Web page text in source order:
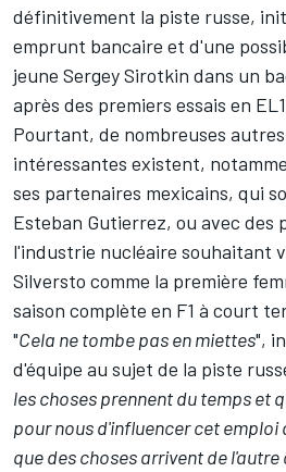
définitivement la piste russe,
emprunt bancaire et d'une
jeune Sergey Sirotkin dans un
après des premiers essais en
Pourtant, de nombreuses
intéressantes existent,
ses partenaires mexicains, qui
Esteban Gutierrez, ou avec des
l'industrie nucléaire souhaitant
Silversto comme la première
saison complète en F1 à court
"Cela ne tombe pas en miettes",
d'équipe au sujet de la piste
les choses prennent du temps et
pour nous d'influencer cet
que des choses arrivent de